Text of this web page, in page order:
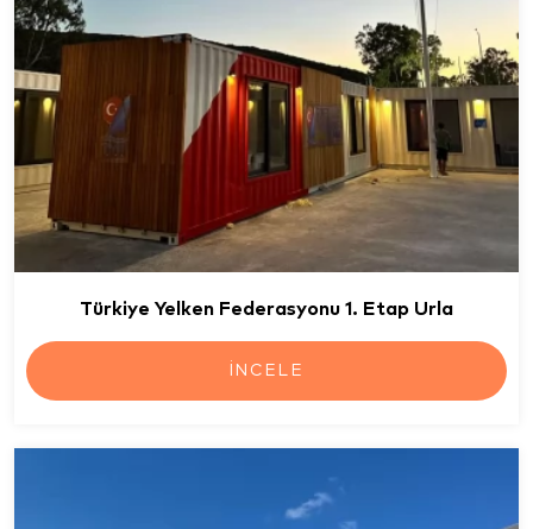
Türkiye Yelken Federasyonu 1. Etap Urla
İNCELE